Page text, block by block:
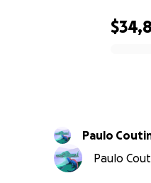
Paulo
Paulo